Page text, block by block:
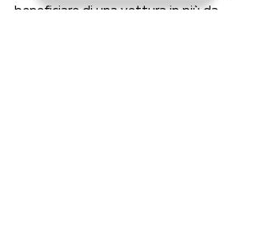
beneficiare di una vettura in più da